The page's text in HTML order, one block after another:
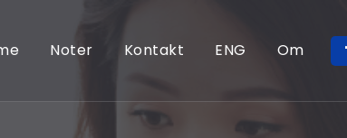
Noter Kontakt ENG Om